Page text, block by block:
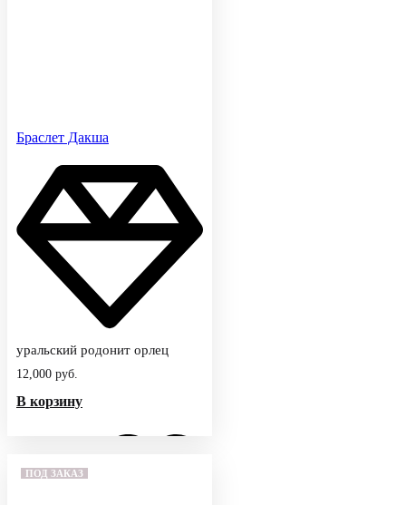
Браслет Дакша
уральский родонит орлец
12,000 руб.
В корзину
ПОД ЗАКАЗ